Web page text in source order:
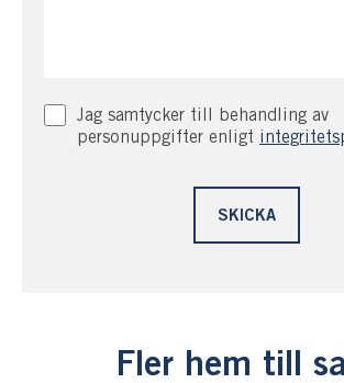
Jag samtycker till behandling av
personuppgifter enligt
Fler hem till